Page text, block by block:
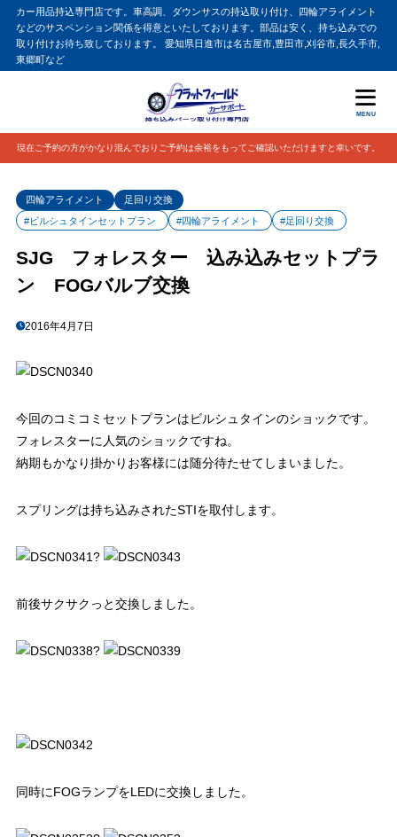
カー用品持込専門店です。車高調、ダウンサスの持込取り付け、四輪アライメント
などのサスペンション関係を得意といたしております。部品は安く、持ち込みでの
取り付けお待ち致しております。 愛知県日進市は名古屋市,豊田市,刈谷市,長久手市,
東郷町など
MENU
現在ご予約の方がかなり混んでおりご予約は余裕をもってご確認いただけますと幸いです。
四輪アライメント
足回り交換
#ビルシュタインセットプラン
#四輪アライメント #足回り交換
SJG フォレスター 込み込みセットプラ
ン FOGバルブ交換
2016年4月7日
今回のコミコミセットプランはビルシュタインのショックです。
フォレスターに人気のショックですね。
納期もかなり掛かりお客様には随分待たせてしまいました。
スプリングは持ち込みされたSTIを取付します。
?
前後サクサクっと交換しました。
?
同時にFOGランプをLEDに交換しました。